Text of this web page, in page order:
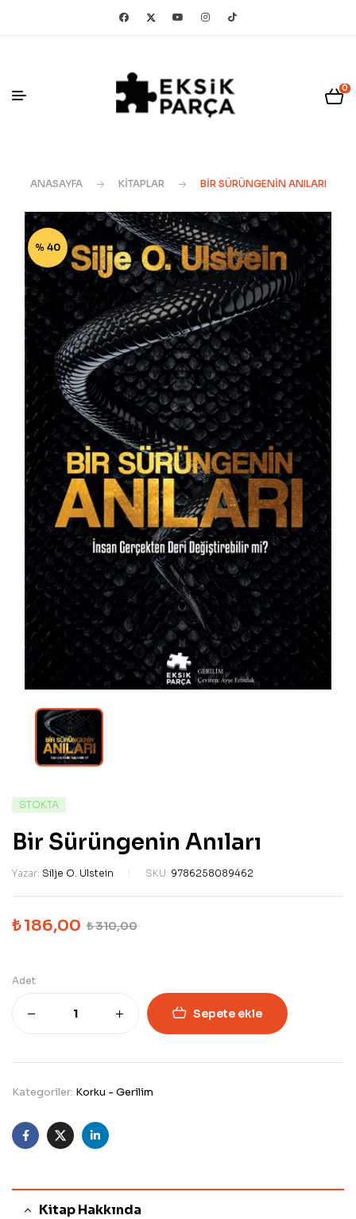
0
ANASAYFA KITAPLAR BIR SÜRÜNGENIN ANILARI
% 40
STOKTA
Bir Sürüngenin Anıları
Yazar: Silje O. Ulstein SKU: 9786258089462
₺310,00
₺186,00
Adet
Sepete ekle
Kategoriler: Korku - Gerilim
FacebookTwitterLinkedin
Kitap Hakkında